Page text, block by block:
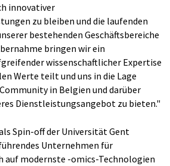
innovativer
zu bleiben und die laufenden
bestehenden Geschäftsbereiche
bringen wir ein
wissenschaftlicher Expertise
Werte teilt und uns in die Lage
in Belgien und darüber
Dienstleistungsangebot zu bieten."
Spin-off der Universität Gent
Unternehmen für
auf modernste -omics-Technologien